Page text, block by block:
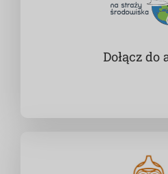
Dołącz do